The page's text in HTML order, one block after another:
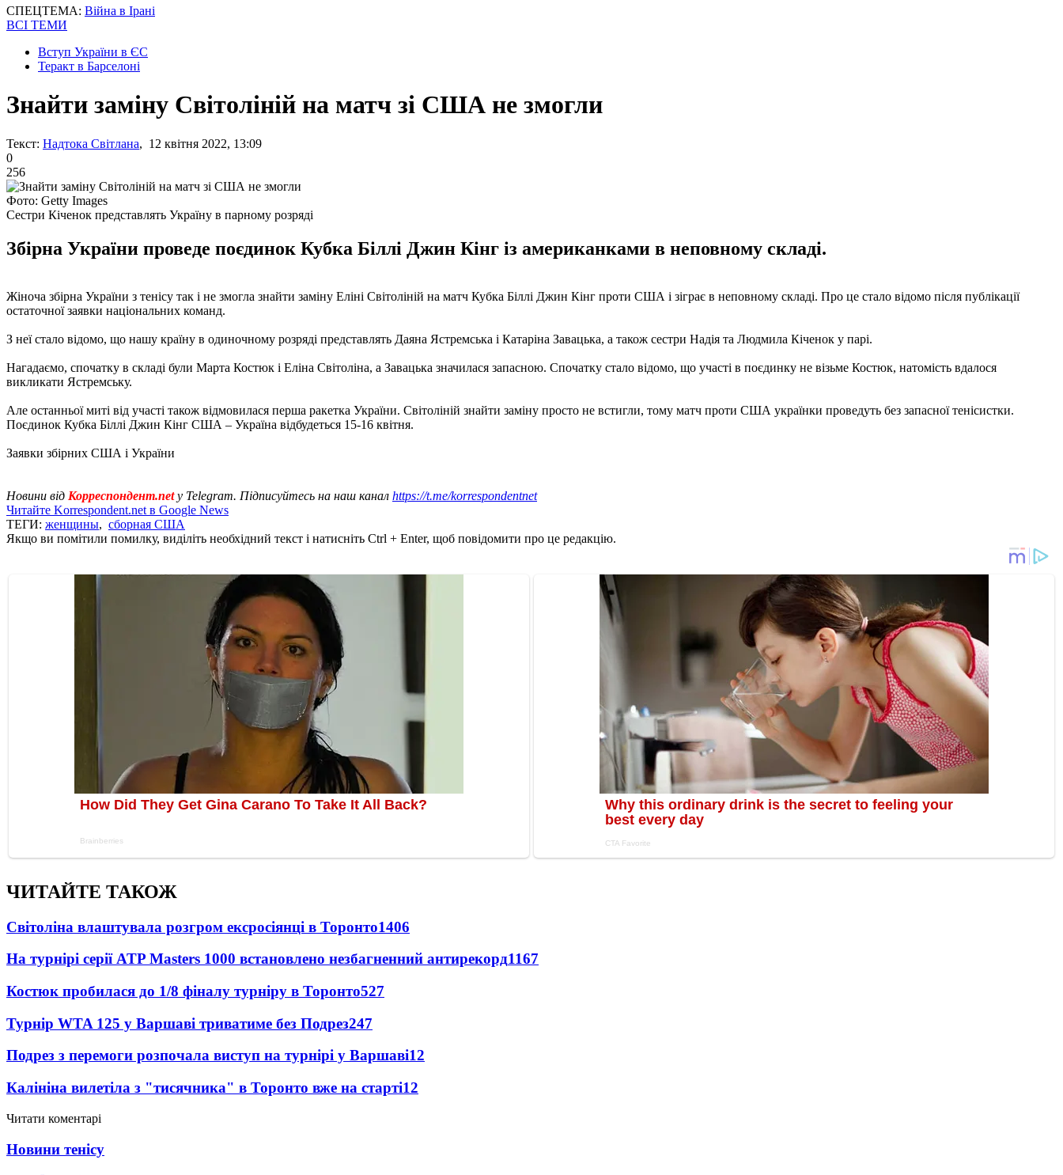
СПЕЦТЕМА: Війна в Ірані
ВСІ ТЕМИ
Вступ України в ЄС
Теракт в Барселоні
Знайти заміну Світоліній на матч зі США не змогли
Текст: Надтока Світлана, 12 квітня 2022, 13:09
0
256
Фото: Getty Images
Сестри Кіченок представлять Україну в парному розряді
Збірна України проведе поєдинок Кубка Біллі Джин Кінг із американками в неповному складі.
Жіноча збірна України з тенісу так і не змогла знайти заміну Еліні Світоліній на матч Кубка Біллі Джин Кінг проти США і зіграє в неповному складі. Про це стало відомо після публікації
остаточної заявки національних команд.
З неї стало відомо, що нашу країну в одиночному розряді представлять Даяна Ястремська і Катаріна Завацька, а також сестри Надія та Людмила Кіченок у парі.
Нагадаємо, спочатку в складі були Марта Костюк і Еліна Світоліна, а Завацька значилася запасною. Спочатку стало відомо, що участі в поєдинку не візьме Костюк, натомість вдалося
викликати Ястремську.
Але останньої миті від участі також відмовилася перша ракетка України. Світоліній знайти заміну просто не встигли, тому матч проти США українки проведуть без запасної тенісистки.
Поєдинок Кубка Біллі Джин Кінг США – Україна відбудеться 15-16 квітня.
Заявки збірних США і України
Новини від Корреспондент.netу Telegram. Підписуйтесь на наш канал https://t.me/korrespondentnet
Читайте Korrespondent.net в Google News
ТЕГИ: женщины, сборная США
Якщо ви помітили помилку, виділіть необхідний текст і натисніть Ctrl + Enter, щоб повідомити про це редакцію.
ЧИТАЙТЕ ТАКОЖ
Світоліна влаштувала розгром ексросіянці в Торонто1406
На турнірі серії ATP Masters 1000 встановлено незбагненний антирекорд1167
Костюк пробилася до 1/8 фіналу турніру в Торонто527
Турнір WTA 125 у Варшаві триватиме без Подрез247
Подрез з перемоги розпочала виступ на турнірі у Варшаві12
Калініна вилетіла з "тисячника" в Торонто вже на старті12
Читати коментарі
Новини тенісу